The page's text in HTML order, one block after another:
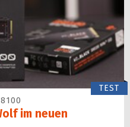
TEST
im neuen